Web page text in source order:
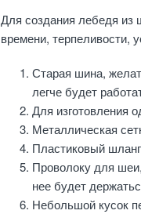
Для создания лебедя из
времени, терпеливости,
Старая шина,
легче будет
Для изготовления
Металлическая
Пластиковый
Проволоку для
нее будет
Небольшой кусок